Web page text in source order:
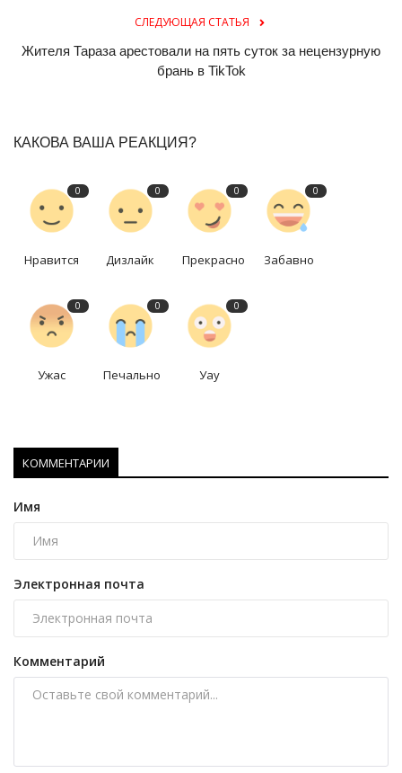
СЛЕДУЮЩАЯ СТАТЬЯ
Жителя Тараза арестовали на пять суток за нецензурную
брань в TikTok
КАКОВА ВАША РЕАКЦИЯ?
0
Нравится
0
Дизлайк
0
Прекрасно
0
Забавно
0
Ужас
0
Печально
0
Уау
КОММЕНТАРИИ
Имя
Электронная почта
Комментарий